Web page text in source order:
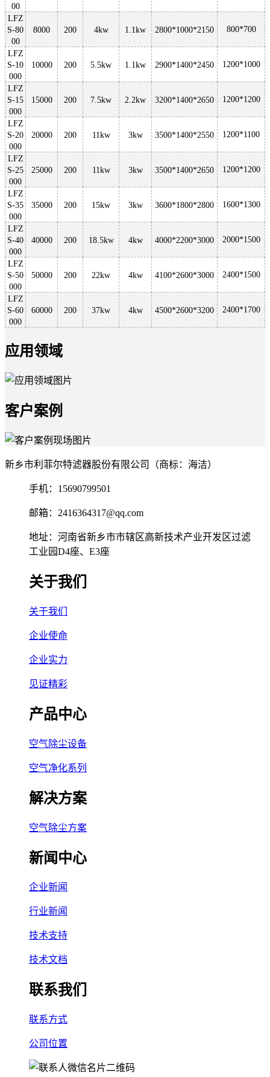
00
LFZ
S-80
00
8000 200 4kw 1.1kw 2800*1000*2150 800*700
LFZ
S-10
000
10000 200 5.5kw 1.1kw 2900*1400*2450 1200*1000
LFZ
S-15
000
15000 200 7.5kw 2.2kw 3200*1400*2650 1200*1200
LFZ
S-20
000
20000 200 11kw 3kw 3500*1400*2550 1200*1100
LFZ
S-25
000
25000 200 11kw 3kw 3500*1400*2650 1200*1200
LFZ
S-35
000
35000 200 15kw 3kw 3600*1800*2800 1600*1300
LFZ
S-40
000
40000 200 18.5kw 4kw 4000*2200*3000 2000*1500
LFZ
S-50
000
50000 200 22kw 4kw 4100*2600*3000 2400*1500
LFZ
S-60
000
60000 200 37kw 4kw 4500*2600*3200 2400*1700
应用领域
客户案例
新乡市利菲尔特滤器股份有限公司（商标：海洁）
手机：15690799501
邮箱：2416364317@qq.com
地址：河南省新乡市市辖区高新技术产业开发区过滤
工业园D4座、E3座
关于我们
关于我们
企业使命
企业实力
见证精彩
产品中心
空气除尘设备
空气净化系列
解决方案
空气除尘方案
新闻中心
企业新闻
行业新闻
技术支持
技术文档
联系我们
联系方式
公司位置